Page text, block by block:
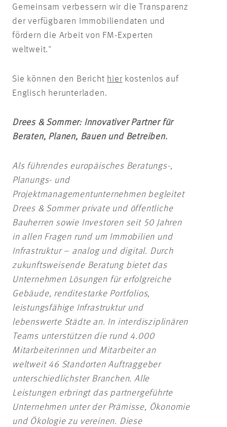
Gemeinsam verbessern wir die Transparenz
der verfügbaren Immobiliendaten und
fördern die Arbeit von FM-Experten
weltweit."
Sie können den Bericht hierkostenlos auf
Englisch herunterladen.
Drees & Sommer: Innovativer Partner für
Beraten, Planen, Bauen und Betreiben.
Als führendes europäisches Beratungs-,
Planungs- und
Projektmanagementunternehmen begleitet
Drees & Sommer private und öffentliche
Bauherren sowie Investoren seit 50 Jahren
in allen Fragen rund um Immobilien und
Infrastruktur – analog und digital. Durch
zukunftsweisende Beratung bietet das
Unternehmen Lösungen für erfolgreiche
Gebäude, renditestarke Portfolios,
leistungsfähige Infrastruktur und
lebenswerte Städte an. In interdisziplinären
Teams unterstützen die rund 4.000
Mitarbeiterinnen und Mitarbeiter an
weltweit 46 Standorten Auftraggeber
unterschiedlichster Branchen. Alle
Leistungen erbringt das partnergeführte
Unternehmen unter der Prämisse, Ökonomie
und Ökologie zu vereinen. Diese